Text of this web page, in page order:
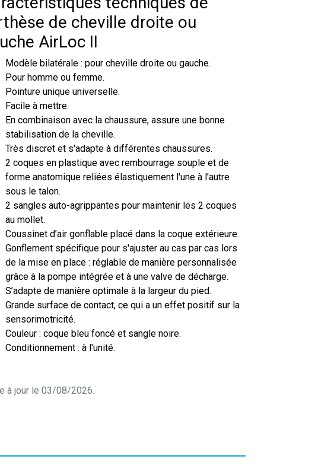
de cheville droite ou
AirLoc II
Modèle bilatérale : pour cheville droite ou gauche.
Pour homme ou femme.
Pointure unique universelle.
Facile à mettre.
En combinaison avec la chaussure, assure une bonne
stabilisation de la cheville.
Très discret et s'adapte à différentes chaussures.
2 coques en plastique avec rembourrage souple et de
forme anatomique reliées élastiquement l'une à l'autre
sous le talon.
2 sangles auto-agrippantes pour maintenir les 2 coques
au mollet.
Coussinet d’air gonflable placé dans la coque extérieure.
Gonflement spécifique pour s'ajuster au cas par cas lors
de la mise en place : réglable de manière personnalisée
grâce à la pompe intégrée et à une valve de décharge.
S’adapte de manière optimale à la largeur du pied.
Grande surface de contact, ce qui a un effet positif sur la
sensorimotricité.
Couleur : coque bleu foncé et sangle noire.
Conditionnement : à l'unité.
à jour le 03/08/2026.